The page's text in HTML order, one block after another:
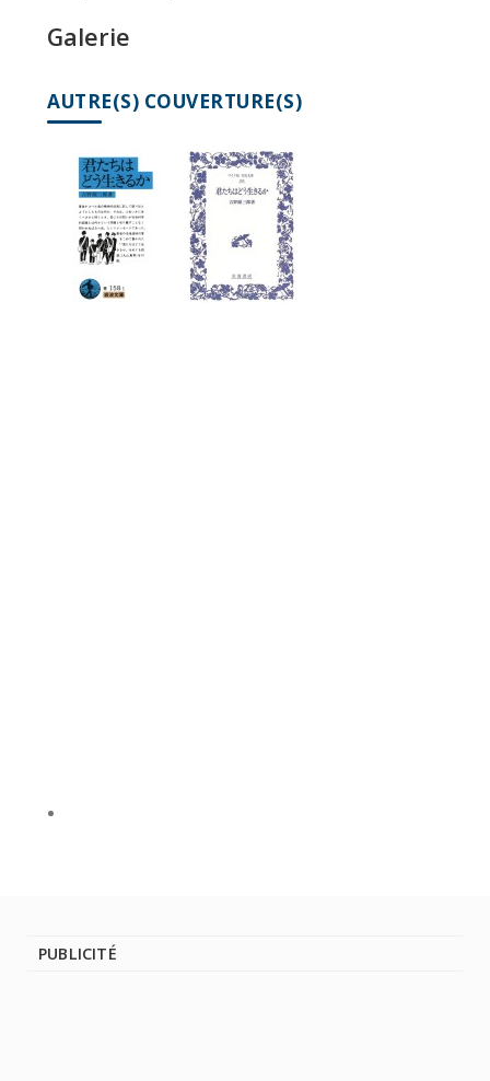
Galerie
AUTRE(S) COUVERTURE(S)
PUBLICITÉ